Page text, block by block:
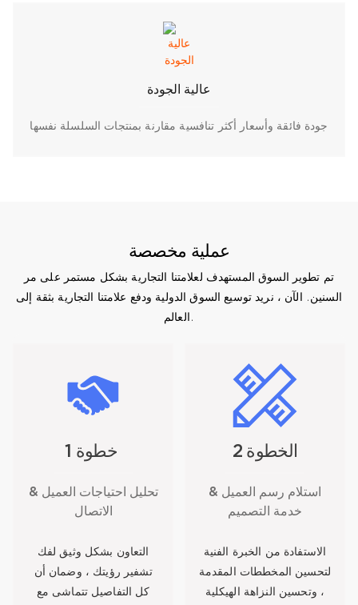
عالية الجودة
جودة فائقة وأسعار أكثر تنافسية مقارنة بمنتجات السلسلة نفسها
عملية مخصصة
تم تطوير السوق المستهدف لعلامتنا التجارية بشكل مستمر على مر
السنين. الآن ، نريد توسيع السوق الدولية ودفع علامتنا التجارية بثقة إلى
العالم.
تحليل احتياجات العميل &
الاتصال
التعاون بشكل وثيق لفك
تشفير رؤيتك ، وضمان أن
كل التفاصيل تتماشى مع
الخطوة 2
استلام رسم العميل &
خدمة التصميم
الاستفادة من الخبرة الفنية
لتحسين المخططات المقدمة
، وتحسين النزاهة الهيكلية